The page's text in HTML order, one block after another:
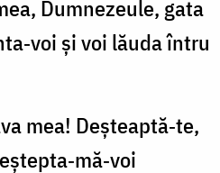
Dumnezeule, gata
și voi lăuda întru
mea! Deșteaptă‑te,